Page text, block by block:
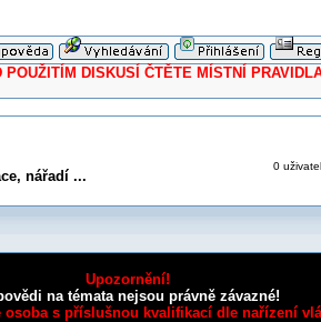
DISKUSÍ ČTĚTE MÍSTNÍ
nářadí ...
0
Upozornění!
na témata nejsou právně závazné!
s příslušnou kvalifikací dle nařízení